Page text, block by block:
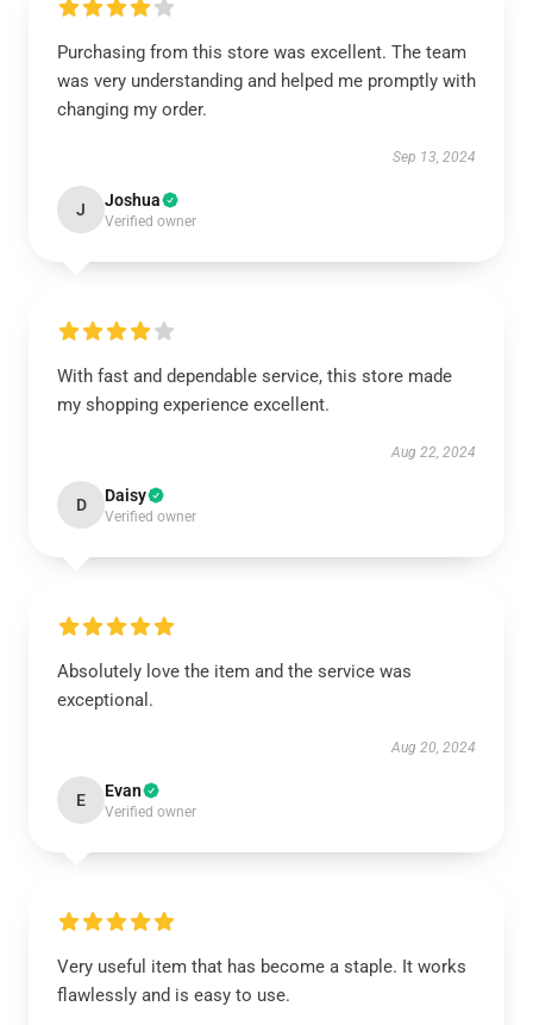
Purchasing from this store was excellent. The team
was very understanding and helped me promptly with
changing my order.
Sep 13, 2024
J Joshua
Verified owner
With fast and dependable service, this store made
my shopping experience excellent.
Aug 22, 2024
D Daisy
Verified owner
Absolutely love the item and the service was
exceptional.
Aug 20, 2024
E Evan
Verified owner
Very useful item that has become a staple. It works
flawlessly and is easy to use.